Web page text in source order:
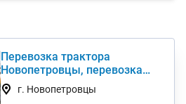
Перевозка трактора
Новопетровцы, перевозка
комбайна, перевезти
негабарит
г. Новопетровцы